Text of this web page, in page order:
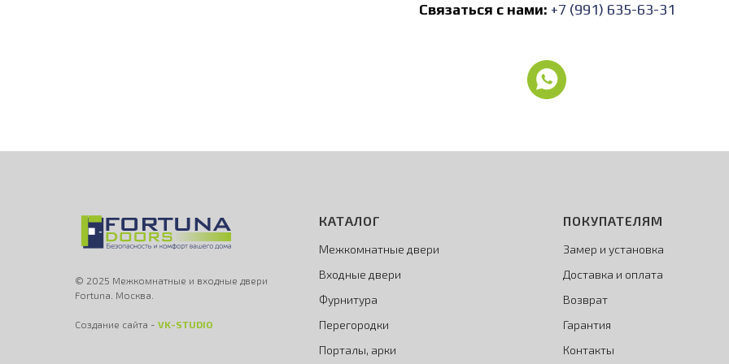
Связаться с нами: +7 (991) 635-63-31
© 2025 Межкомнатные и входные двери
Fortuna. Москва.
Создание сайта - VK-STUDIO
КАТАЛОГ
Межкомнатные двери
Входные двери
Фурнитура
Перегородки
Порталы, арки
ПОКУПАТЕЛЯМ
Замер и установка
Доставка и оплата
Возврат
Гарантия
Контакты